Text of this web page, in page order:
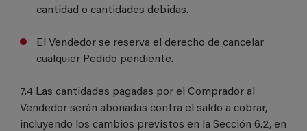
cantidad o cantidades debidas.
El Vendedor se reserva el derecho de cancelar
cualquier Pedido pendiente.
7.4 Las cantidades pagadas por el Comprador al
Vendedor serán abonadas contra el saldo a cobrar,
incluyendo los cambios previstos en la Sección 6.2, en